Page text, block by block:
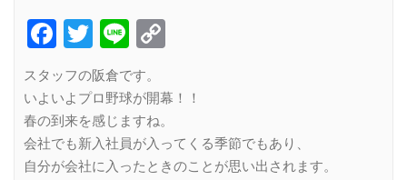
Facebook
Twitter
Line
スタッフの阪倉です。
いよいよプロ野球が開幕！！
春の到来を感じますね。
会社でも新入社員が入ってくる季節でもあり、
自分が会社に入ったときのことが思い出されます。